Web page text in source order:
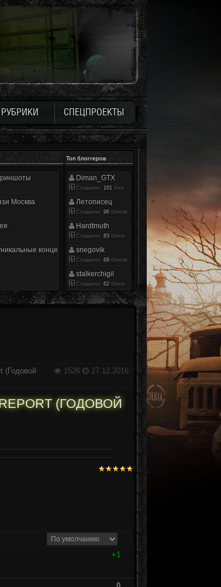
РУБРИКИ СПЕЦПРОЕКТЫ
Топ блоггеров
Москва
концепт-арты
Diman_GTX
Созданно: 161 блог
Летописец
Созданно: 96 блогов
Hardtmuth
Созданно: 83 блога
snegovik
Созданно: 68 блогов
stalkerchigil
Созданно: 62 блога
1526 27.12.2016
(Годовой
REPORT (ГОДОВОЙ
+1